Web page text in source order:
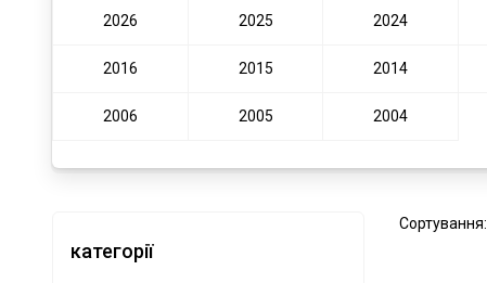
2026 2025 2024
2016 2015 2014
2006 2005 2004
категорії
Сортування: